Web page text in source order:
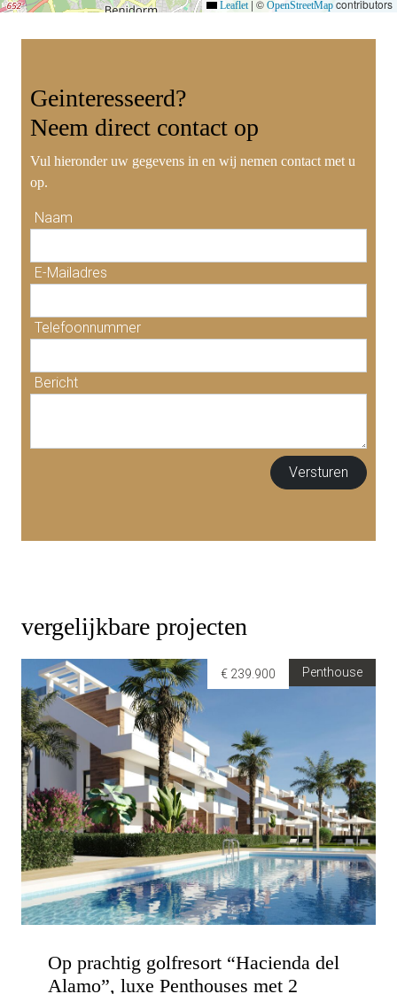
Leaflet | © OpenStreetMap contributors
Geinteresseerd?
Neem direct contact op
Vul hieronder uw gegevens in en wij nemen contact met u
op.
Naam
E-Mailadres
Telefoonnummer
Bericht
vergelijkbare projecten
Penthouse
€ 239.900
Op prachtig golfresort “Hacienda del
Alamo”, luxe Penthouses met 2